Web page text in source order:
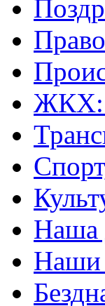
ЖКХ:
Наша
Наши